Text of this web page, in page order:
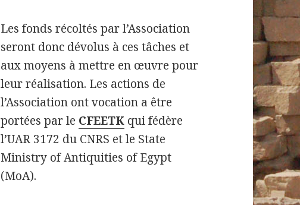
Les fonds récoltés par l’Association
seront donc dévolus à ces tâches et
aux moyens à mettre en œuvre pour
leur réalisation. Les actions de
l’Association ont vocation a être
portées par le CFEETK qui fédère
l’UAR 3172 du CNRS et le State
Ministry of Antiquities of Egypt
(MoA).